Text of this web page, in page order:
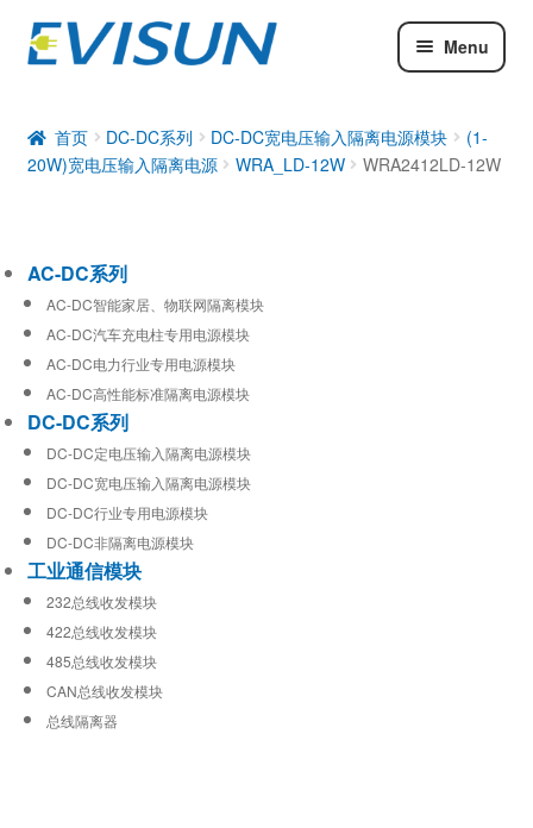
Menu
DC-DC系列
工业通信模块
首页 DC-DC系列 DC-DC宽电压输入隔离电源模块
(1-
20W)宽电压输入隔离电源
WRA_LD-12W WRA2412LD-12W
AC-DC系列
AC-DC智能家居、物联网隔离模块
AC-DC汽车充电柱专用电源模块
AC-DC电力行业专用电源模块
AC-DC高性能标准隔离电源模块
DC-DC系列
DC-DC定电压输入隔离电源模块
DC-DC宽电压输入隔离电源模块
DC-DC行业专用电源模块
DC-DC非隔离电源模块
工业通信模块
232总线收发模块
422总线收发模块
485总线收发模块
CAN总线收发模块
总线隔离器